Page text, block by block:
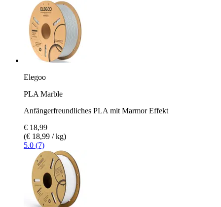
Elegoo
PLA Marble
Anfängerfreundliches PLA mit Marmor Effekt
€ 18,99
(€ 18,99 / kg)
5.0 (7)